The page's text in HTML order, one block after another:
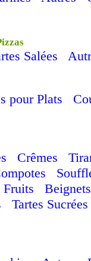
Salées
pour Plats
Crêmes
Fruits
Beignets
Tartes Sucrées